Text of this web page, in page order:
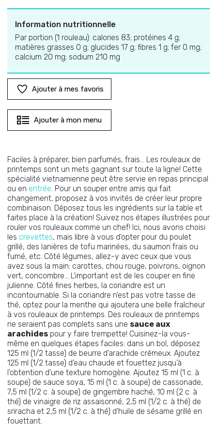
Information nutritionnelle
Par portion (1 rouleau): calories 83; protéines 4 g;
matières grasses 0 g; glucides 17 g; fibres 1 g; fer 0 mg;
calcium 20 mg; sodium 210 mg
Ajouter à mes favoris
Ajouter à mon menu
Faciles à préparer, bien parfumés, frais... Les rouleaux de
printemps sont un mets gagnant sur toute la ligne! Cette
spécialité vietnamienne peut être servie en repas principal
ou en entrée. Pour un souper entre amis qui fait
changement, proposez à vos invités de créer leur propre
combinaison. Déposez tous les ingrédients sur la table et
faites place à la création! Suivez nos étapes illustrées pour
rouler vos rouleaux comme un chef! Ici, nous avons choisi
les crevettes, mais libre à vous d'opter pour du poulet
grillé, des lanières de tofu marinées, du saumon frais ou
fumé, etc. Côté légumes, allez-y avec ceux que vous
avez sous la main: carottes, chou rouge, poivrons, oignon
vert, concombre... L'important est de les couper en fine
julienne. Côté fines herbes, la coriandre est un
incontournable. Si la coriandre n'est pas votre tasse de
thé, optez pour la menthe qui ajoutera une belle fraîcheur
à vos rouleaux de printemps. Des rouleaux de printemps
ne seraient pas complets sans une sauce aux
arachides pour y faire trempette! Cuisinez-la vous-
même en quelques étapes faciles: dans un bol, déposez
125 ml (1/2 tasse) de beurre d’arachide crémeux. Ajoutez
125 ml (1/2 tasse) d’eau chaude et fouettez jusqu’à
l’obtention d’une texture homogène. Ajoutez 15 ml (1 c. à
soupe) de sauce soya, 15 ml (1 c. à soupe) de cassonade,
7,5 ml (1/2 c. à soupe) de gingembre haché, 10 ml (2 c. à
thé) de vinaigre de riz assaisonné, 2,5 ml (1/2 c. à thé) de
sriracha et 2,5 ml (1/2 c. à thé) d’huile de sésame grillé en
fouettant.